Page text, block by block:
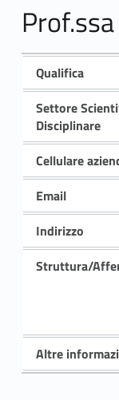
Qualifica
Settore
Disciplinare
Cellulare
Email
Indirizzo
Struttura/
Altre